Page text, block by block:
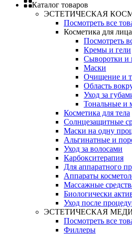
Каталог товаров
ЭСТЕТИЧЕСКАЯ
Посмотреть все
Косметика для лица
Посмотреть
Кремы и гели
Сыворотки и
Маски
Очищение и
Область
Уход за
Тональные и
Косметика для тела
Солнцезащитные
Маски на одну
Альгинатные и
Уход за волосами
Карбокситерапия
Для аппаратного
Аппараты
Массажные
Биологически
Уход после
ЭСТЕТИЧЕСКАЯ
Посмотреть все
Филлеры